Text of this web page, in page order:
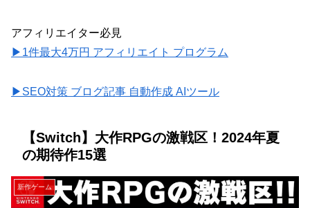
アフィリエイター必見
▶1件最大4万円 アフィリエイト プログラム
▶SEO対策 ブログ記事 自動作成 AIツール
【Switch】大作RPGの激戦区！2024年夏
の期待作15選
新作ゲーム